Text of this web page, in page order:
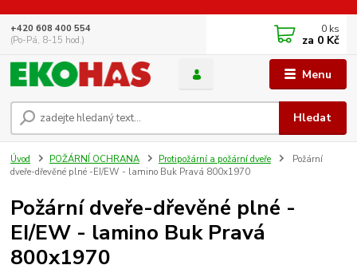
Menu
Hledat
+420 608 400 554
(Po-Pá, 8-15 hod.)
0 ks
za 0 Kč
Úvod POŽÁRNÍ OCHRANA Protipožární a požární dveře
Požární
dveře-dřevěné plné -EI/EW - lamino Buk Pravá 800x1970
Požární dveře-dřevěné plné -
EI/EW - lamino Buk Pravá
800x1970